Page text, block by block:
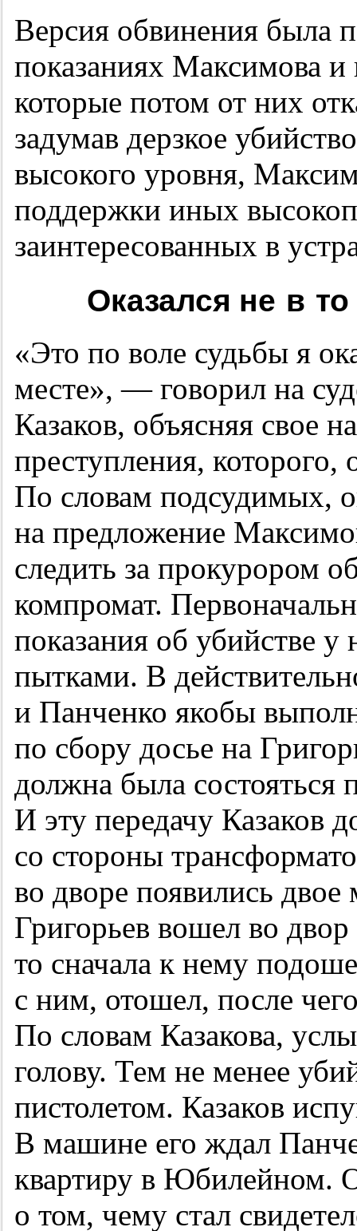
Версия обвинения была
показаниях Максимова
которые потом от них
задумав дерзкое
высокого уровня,
поддержки иных
заинтересованных в
Оказался не в
«Это по воле судьбы я
месте», — говорил на
Казаков, объясняя свое
преступления, которого,
По словам подсудимых,
на предложение
следить за прокурором
компромат.
показания об убийстве
пытками. В
и Панченко якобы
по сбору досье на
должна была состояться
И эту передачу Казаков
со стороны
во дворе появились
Григорьев вошел во
то сначала к нему
с ним, отошел, после
По словам Казакова,
голову. Тем не менее
пистолетом. Казаков
В машине его ждал
квартиру в Юбилейном.
о том, чему стал